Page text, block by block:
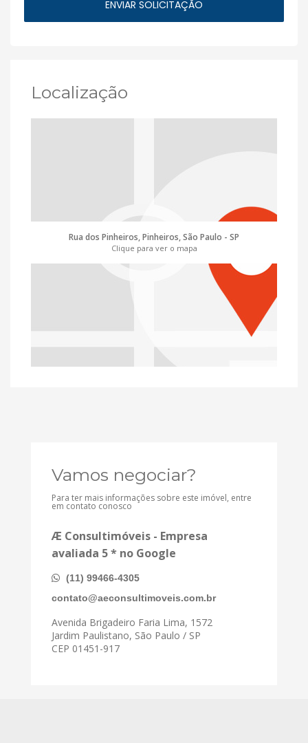
Localização
Rua dos Pinheiros, Pinheiros, São Paulo - SP
Clique para ver o mapa
Vamos negociar?
Para ter mais informações sobre este imóvel, entre
em contato conosco
Æ Consultimóveis - Empresa
avaliada 5 * no Google
(11) 99466-4305
contato@aeconsultimoveis.com.br
Avenida Brigadeiro Faria Lima, 1572
Jardim Paulistano, São Paulo / SP
CEP 01451-917